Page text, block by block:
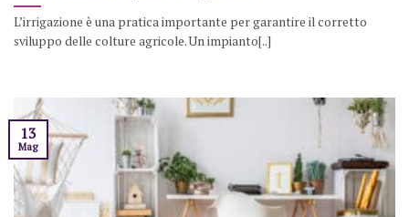
L’irrigazione è una pratica importante per garantire il corretto
sviluppo delle colture agricole. Un impianto[..]
13
Mag